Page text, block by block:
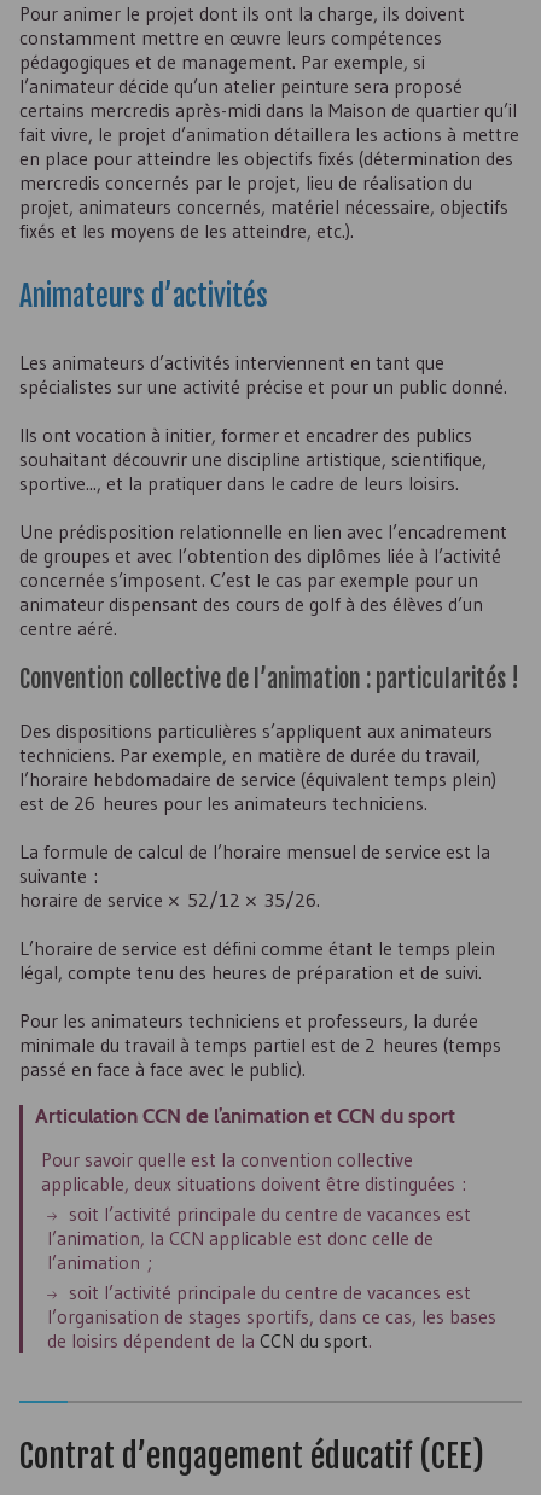
Pour animer le projet dont ils ont la charge, ils doivent
constamment mettre en œuvre leurs compétences
pédagogiques et de management. Par exemple, si
l’animateur décide qu’un atelier peinture sera proposé
certains mercredis après-midi dans la Maison de quartier qu’il
fait vivre, le projet d’animation détaillera les actions à mettre
en place pour atteindre les objectifs fixés (détermination des
mercredis concernés par le projet, lieu de réalisation du
projet, animateurs concernés, matériel nécessaire, objectifs
fixés et les moyens de les atteindre, etc.).
Animateurs d’activités
Les animateurs d’activités interviennent en tant que
spécialistes sur une activité précise et pour un public donné.
Ils ont vocation à initier, former et encadrer des publics
souhaitant découvrir une discipline artistique, scientifique,
sportive..., et la pratiquer dans le cadre de leurs loisirs.
Une prédisposition relationnelle en lien avec l’encadrement
de groupes et avec l’obtention des diplômes liée à l’activité
concernée s’imposent. C’est le cas par exemple pour un
animateur dispensant des cours de golf à des élèves d’un
centre aéré.
Convention collective de l’animation : particularités !
Des dispositions particulières s’appliquent aux animateurs
techniciens. Par exemple, en matière de durée du travail,
l’horaire hebdomadaire de service (équivalent temps plein)
est de 26 heures pour les animateurs techniciens.
La formule de calcul de l’horaire mensuel de service est la
suivante :
horaire de service × 52/12 × 35/26.
L’horaire de service est défini comme étant le temps plein
légal, compte tenu des heures de préparation et de suivi.
Pour les animateurs techniciens et professeurs, la durée
minimale du travail à temps partiel est de 2 heures (temps
passé en face à face avec le public).
Articulation CCN de l’animation et CCN du sport
Pour savoir quelle est la convention collective
applicable, deux situations doivent être distinguées :
soit l’activité principale du centre de vacances est
l’animation, la CCN applicable est donc celle de
l’animation ;
soit l’activité principale du centre de vacances est
l’organisation de stages sportifs, dans ce cas, les bases
de loisirs dépendent de la CCN du sport.
Contrat d’engagement éducatif (CEE)